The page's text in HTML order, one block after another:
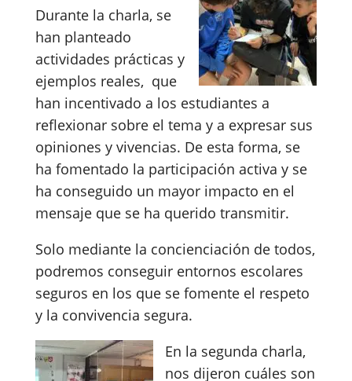
Durante la charla, se
han planteado
actividades prácticas y
ejemplos reales, que
han incentivado a los estudiantes a
reflexionar sobre el tema y a expresar sus
opiniones y vivencias. De esta forma, se
ha fomentado la participación activa y se
ha conseguido un mayor impacto en el
mensaje que se ha querido transmitir.
Solo mediante la concienciación de todos,
podremos conseguir entornos escolares
seguros en los que se fomente el respeto
y la convivencia segura.
En la segunda charla,
nos dijeron cuáles son